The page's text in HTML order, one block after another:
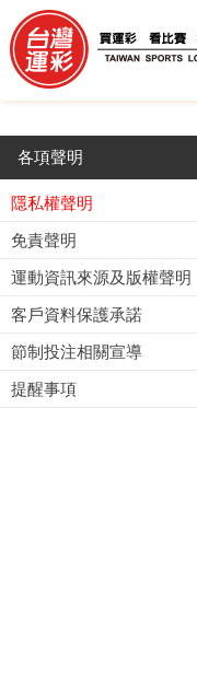
各項聲明
隱私權聲明
免責聲明
運動資訊來源及版權聲明
客戶資料保護承諾
節制投注相關宣導
提醒事項